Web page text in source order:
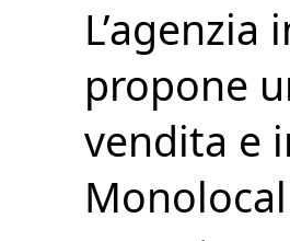
propone
vendita e